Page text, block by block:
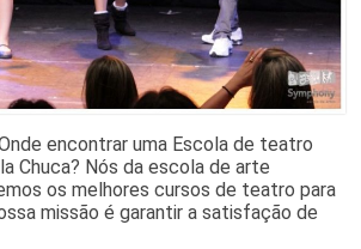
encontrar uma Escola de teatro
Chuca? Nós da escola de arte
os melhores cursos de teatro para
missão é garantir a satisfação de